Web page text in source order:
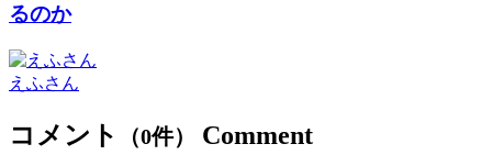
るのか
えふさん
コメント （0件） Comment